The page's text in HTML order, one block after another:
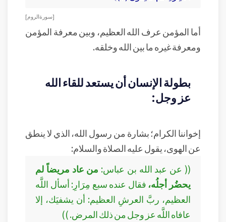
[ سورة الروم ]
أما المؤمن عرف الله العظيم، وبين معرفة المؤمن
ومعرفة غيره ما بين الله وخلقه.
بطولة الإنسان أن يستعد للقاء الله
عز وجل:
إخواننا الكرام؛ بشارة من رسول الله، الذي لا ينطق
عن الهوى، يقول عليه الصلاة والسلام:
(( عن عبد الله بن عباس: من عاد مريضاً لم
يحضُر أجلُه، فقال عنده سبع مِرَارِ: أسأل اللَّه
العظيم، ربَّ العرشِ العظيم: أن يشفيَك، إلا
عافاه اللَّه عز وجل من ذلك المرض. ))